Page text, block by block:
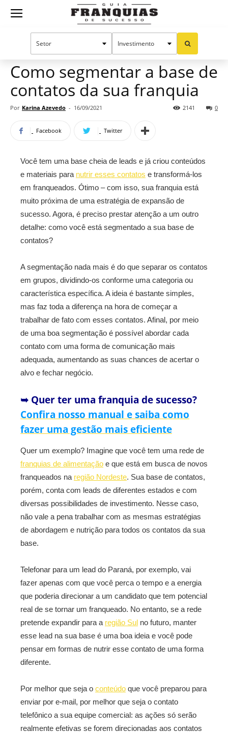
Guia
Manual do sucesso Publieditorial
Como segmentar a base de
contatos da sua franquia
Por Karina Azevedo - 16/09/2021 0
2141
Facebook Twitter
Você tem uma base cheia de leads e já criou conteúdos
e materiais para nutrir esses contatos e transformá-los
em franqueados. Ótimo – com isso, sua franquia está
muito próxima de uma estratégia de expansão de
sucesso. Agora, é preciso prestar atenção a um outro
detalhe: como você está segmentado a sua base de
contatos?
A segmentação nada mais é do que separar os contatos
em grupos, dividindo-os conforme uma categoria ou
característica específica. A ideia é bastante simples,
mas faz toda a diferença na hora de começar a
trabalhar de fato com esses contatos. Afinal, por meio
de uma boa segmentação é possível abordar cada
contato com uma forma de comunicação mais
adequada, aumentando as suas chances de acertar o
alvo e fechar negócio.
➥ Quer ter uma franquia de sucesso?
Confira nosso manual e saiba como
fazer uma gestão mais eficiente
Quer um exemplo? Imagine que você tem uma rede de
franquias de alimentação e que está em busca de novos
franqueados na região Nordeste. Sua base de contatos,
porém, conta com leads de diferentes estados e com
diversas possibilidades de investimento. Nesse caso,
não vale a pena trabalhar com as mesmas estratégias
de abordagem e nutrição para todos os contatos da sua
base.
Telefonar para um lead do Paraná, por exemplo, vai
fazer apenas com que você perca o tempo e a energia
que poderia direcionar a um candidato que tem potencial
real de se tornar um franqueado. No entanto, se a rede
pretende expandir para a região Sul no futuro, manter
esse lead na sua base é uma boa ideia e você pode
pensar em formas de nutrir esse contato de uma forma
diferente.
Por melhor que seja o conteúdo que você preparou para
enviar por e-mail, por melhor que seja o contato
telefônico a sua equipe comercial: as ações só serão
realmente efetivas se forem direcionadas aos contatos